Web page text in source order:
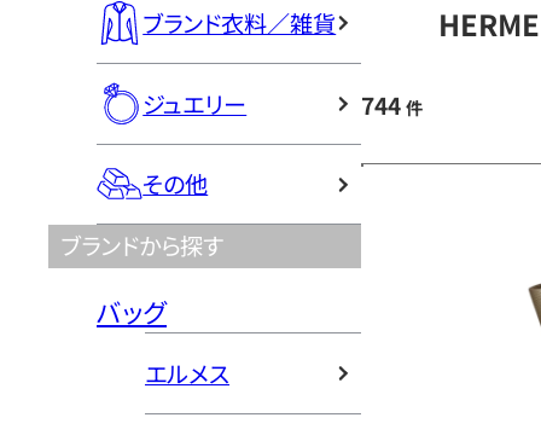
ブランド衣料／雑貨
ジュエリー
その他
ブランドから探す
バッグ
エルメス
744 件